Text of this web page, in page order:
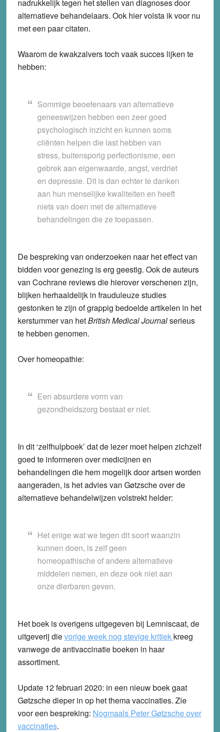
nadrukkelijk tegen het stellen van diagnoses door
alternatieve behandelaars. Ook hier volsta ik voor nu
met een paar citaten.
Waarom de kwakzalvers toch vaak succes lijken te
hebben:
Sommige beoefenaars van alternatieve
geneeswijzen hebben een zeer goed
psychologisch inzicht en kunnen soms
cliënten helpen die last hebben van
stress, buitensporig perfectionisme, een
gebrek aan eigenwaarde, angst, verdriet
en depressie. Dit is dan echter te danken
aan hun menselijke kwaliteiten en heeft
niets van doen met de alternatieve
behandelingen die ze toepassen.
De bespreking van onderzoeken naar het effect van
bidden voor genezing is erg geestig. Ook de auteurs
van Cochrane reviews die hierover verschenen zijn,
blijken herhaaldelijk in frauduleuze studies
gestonken te zijn of grappig bedoelde artikelen in het
kerstummer van hetBritish Medical Journalserieus
te hebben genomen.
Over homeopathie:
Een absurdere vorm van
gezondheidszorg bestaat er niet.
In dit ‘zelfhulpboek’ dat de lezer moet helpen zichzelf
goed te informeren over medicijnen en
behandelingen die hem mogelijk door artsen worden
aangeraden, is het advies van Gøtzsche over de
alternatieve behandelwijzen volstrekt helder:
Het enige wat we tegen dit soort waanzin
kunnen doen, is zelf geen
homeopathische of andere alternatieve
middelen nemen, en deze ook niet aan
onze dierbaren geven.
Het boek is overigens uitgegeven bij Lemniscaat, de
uitgeverij dievorige week nog stevige kritiek kreeg
vanwege de antivaccinatie boeken in haar
assortiment.
Update 12 februari 2020: in een nieuw boek gaat
Gøtzsche dieper in op het thema vaccinaties. Zie
voor een bespreking: Nogmaals Peter Gøtzsche over
vaccinaties.